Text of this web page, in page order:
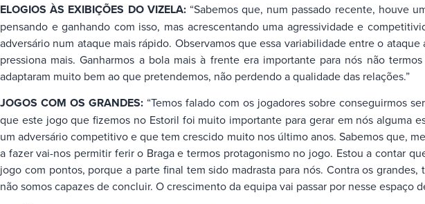
ELOGIOS ÀS EXIBIÇÕES DO VIZELA: “Sabemos que, num passado recente, houve
pensando e ganhando com isso, mas acrescentando uma agressividade e
adversário num ataque mais rápido. Observamos que essa variabilidade entre o
pressiona mais. Ganharmos a bola mais à frente era importante para nós não
adaptaram muito bem ao que pretendemos, não perdendo a qualidade das relações.”
JOGOS COM OS GRANDES: “Temos falado com os jogadores sobre conseguirmos
que este jogo que fizemos no Estoril foi muito importante para gerar em nós alguma
um adversário competitivo e que tem crescido muito nos último anos. Sabemos que,
a fazer vai-nos permitir ferir o Braga e termos protagonismo no jogo. Estou a contar
jogo com pontos, porque a parte final tem sido madrasta para nós. Contra os
não somos capazes de concluir. O crescimento da equipa vai passar por nesse